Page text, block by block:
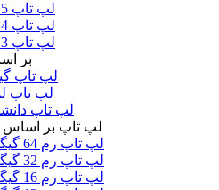
لپ تاپ 15 اینچ
لپ تاپ 14 اینچ
لپ تاپ 13 اینچ
بر
لپ تاپ
لپ تاپ
لپ تاپ
لپ تاپ بر
لپ تاپ رم 64 گیگابایت
لپ تاپ رم 32 گیگابایت
لپ تاپ رم 16 گیگابایت